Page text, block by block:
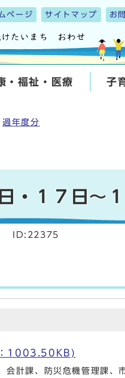
ページ サイトマップ お
・福祉・医療 子
過年度分
・１７日～１
ID:22375
1003.50KB)
会計課、防災危機管理課、